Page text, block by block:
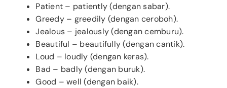
Patient – patiently (dengan sabar).
Greedy – greedily (dengan ceroboh).
Jealous – jealously (dengan cemburu).
Beautiful – beautifully (dengan cantik).
Loud – loudly (dengan keras).
Bad – badly (dengan buruk).
Good – well (dengan baik).